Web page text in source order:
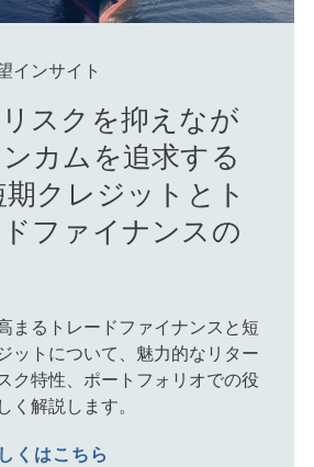
インサイト
スクを抑えなが
カムを追求する
クレジットとト
ファイナンスの
まるトレードファイナンスと短
ットについて、魅力的なリター
ク特性、ポートフォリオでの役
く解説します。
くはこちら